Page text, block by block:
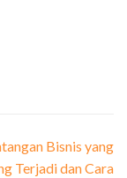
Bisnis yang
Terjadi dan Cara